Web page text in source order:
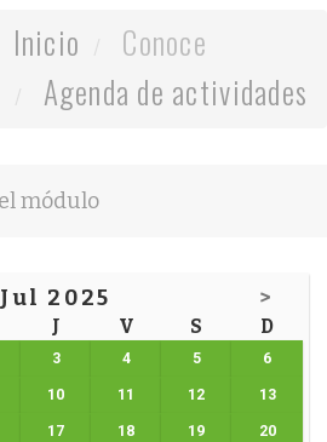
Inicio
Conoce
Agenda de actividades
Jul 2025 >
J V S D
3 4 5 6
10 11 12 13
17 18 19 20